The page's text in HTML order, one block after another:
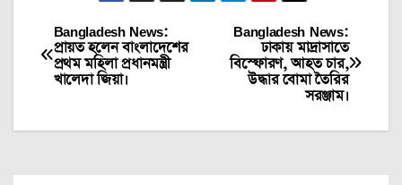
Post
navigation
Bangladesh News:
ঢাকায় মাদ্রাসাতে
বিস্ফোরণ, আহত চার,
উদ্ধার বোমা তৈরির
সরঞ্জাম।
Bangladesh News:
প্রায়ত হলেন বাংলাদেশের
প্রথম মহিলা প্রধানমন্ত্রী
খালেদা জিয়া।